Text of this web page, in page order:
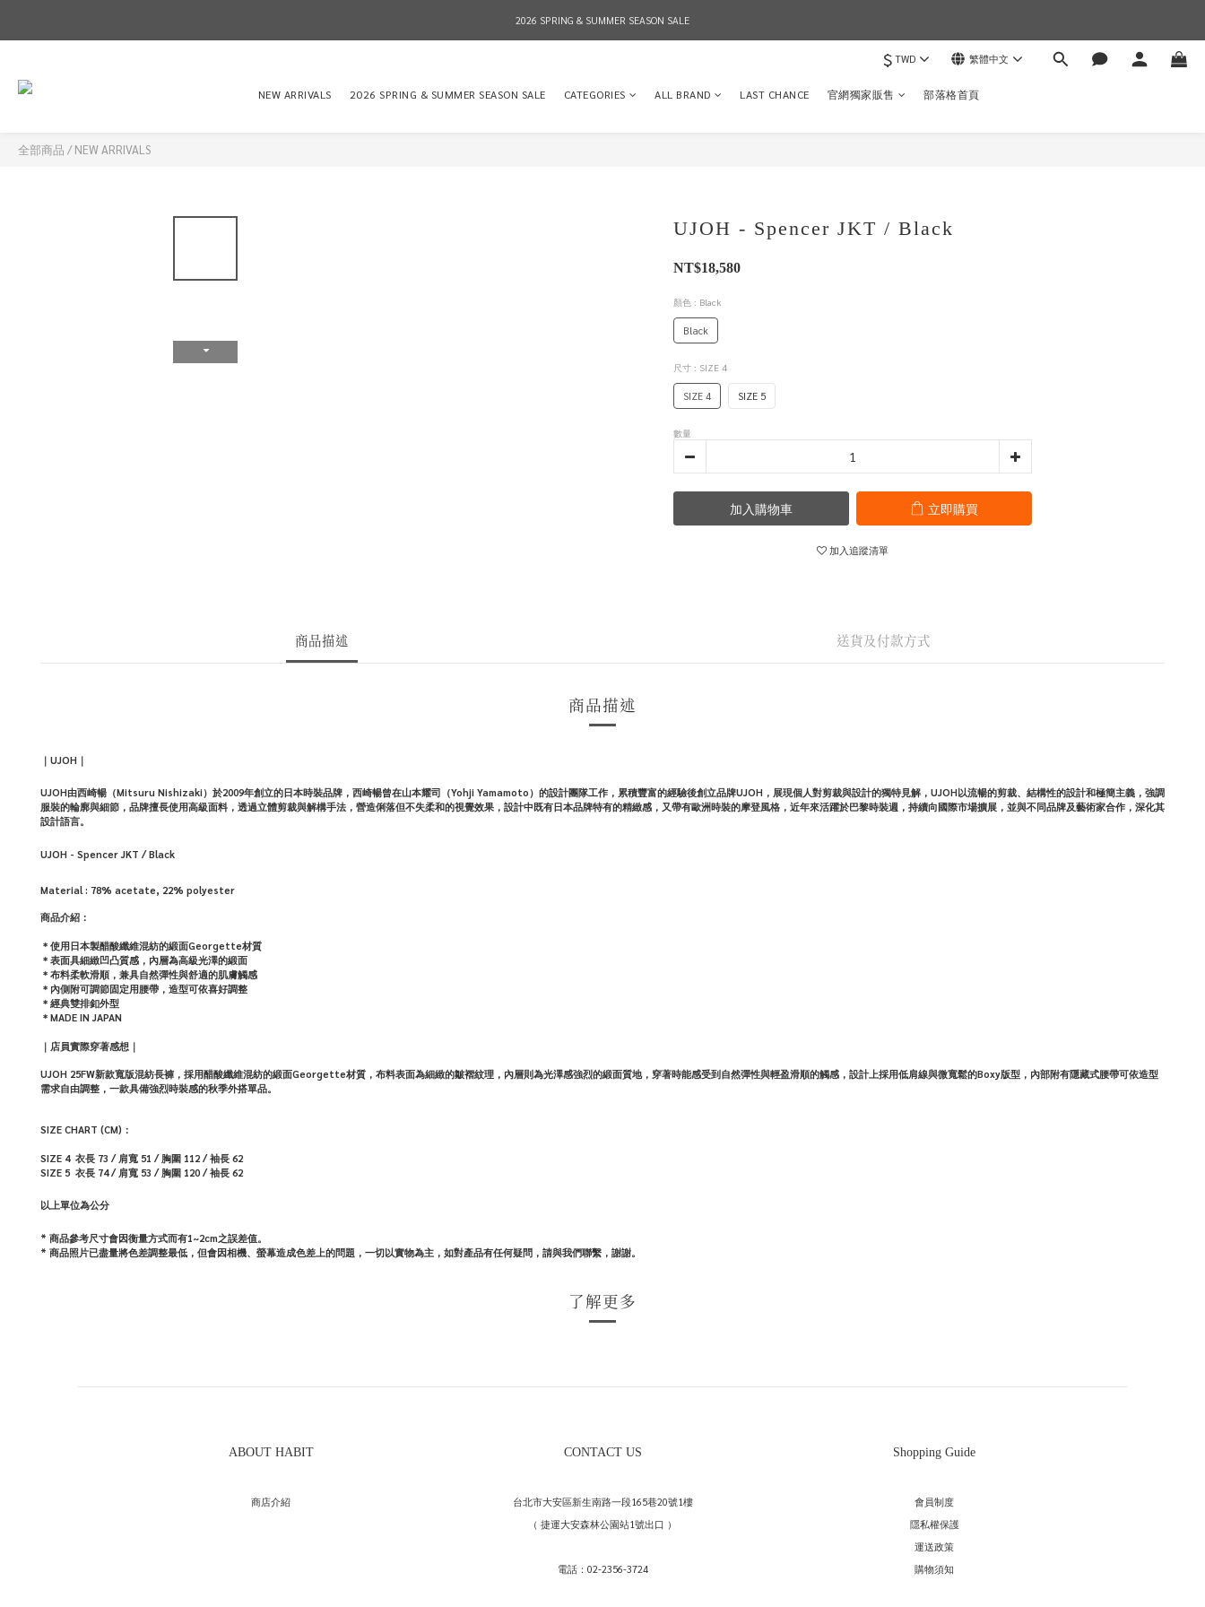
2026 SPRING & SUMMER SEASON SALE
2026 SPRING & SUMMER SEASON SALE
2026 SPRING & SUMMER SEASON SALE
$ TWD 繁體中文
NEW ARRIVALS 2026 SPRING & SUMMER SEASON SALE CATEGORIES ALL BRAND LAST CHANCE 官網獨家販售 部落格首頁
全部商品 /NEW ARRIVALS
UJOH - Spencer JKT / Black
NT$18,580
顏色 : Black
Black
尺寸 : SIZE 4
SIZE 4 SIZE 5
數量
加入購物車 立即購買
加入追蹤清單
商品描述 送貨及付款方式
商品描述
｜ UJOH ｜
UJOH由西崎暢（Mitsuru Nishizaki）於2009年創立的日本時裝品牌，西崎暢曾在山本耀司（Yohji Yamamoto）的設計團隊工作，累積豐富的經驗後創立品牌UJOH，展現個人對剪裁與設計的獨特見解，UJOH以流暢的剪裁、結構性的設計和極簡主義，強調
服裝的輪廓與細節，品牌擅長使用高級面料，透過立體剪裁與解構手法，營造俐落但不失柔和的視覺效果，設計中既有日本品牌特有的精緻感，又帶有歐洲時裝的摩登風格，近年來活躍於巴黎時裝週，持續向國際市場擴展，並與不同品牌及藝術家合作，深化其
設計語言。
UJOH - Spencer JKT / Black
Material : 78% acetate, 22% polyester
商品介紹：
＊使用日本製醋酸纖維混紡的緞面Georgette材質
＊表面具細緻凹凸質感，內層為高級光澤的緞面
＊布料柔軟滑順，兼具自然彈性與舒適的肌膚觸感
＊內側附可調節固定用腰帶，造型可依喜好調整
＊經典雙排釦外型
＊MADE IN JAPAN
｜店員實際穿著感想｜
UJOH 25FW新款寬版混紡長褲，採用醋酸纖維混紡的緞面Georgette材質，布料表面為細緻的皺褶紋理，內層則為光澤感強烈的緞面質地，穿著時能感受到自然彈性與輕盈滑順的觸感，設計上採用低肩線與微寬鬆的Boxy版型，內部附有隱藏式腰帶可依造型
需求自由調整，一款具備強烈時裝感的秋季外搭單品。
SIZE CHART (CM)：
SIZE 4 衣長 73 / 肩寬 51 / 胸圍 112 / 袖長 62
SIZE 5 衣長 74 / 肩寬 53 / 胸圍 120 /袖長 62
以上單位為公分
* 商品參考尺寸會因衡量方式而有1~2cm之誤差值。
* 商品照片已盡量將色差調整最低，但會因相機、螢幕造成色差上的問題，一切以實物為主，如對產品有任何疑問，請與我們聯繫，謝謝。
了解更多
ABOUT HABIT
商店介紹
CONTACT US
台北市大安區新生南路一段165巷20號1樓
（ 捷運大安森林公園站1號出口 ）
電話：02-2356-3724
Shopping Guide
會員制度
隱私權保護
運送政策
購物須知